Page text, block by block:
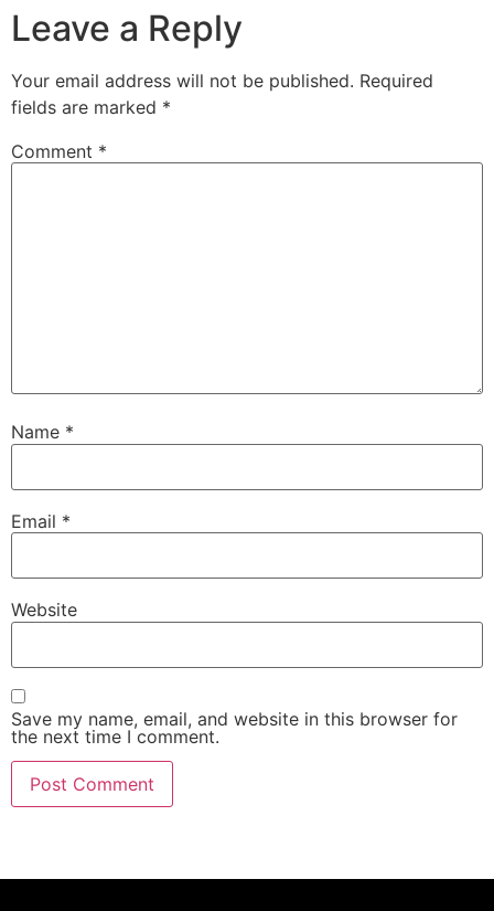
Leave a Reply
Your email address will not be published. Required
fields are marked *
Comment *
Name *
Email *
Website
Save my name, email, and website in this browser for
the next time I comment.